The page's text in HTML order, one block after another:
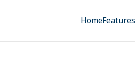
HomeFeatures